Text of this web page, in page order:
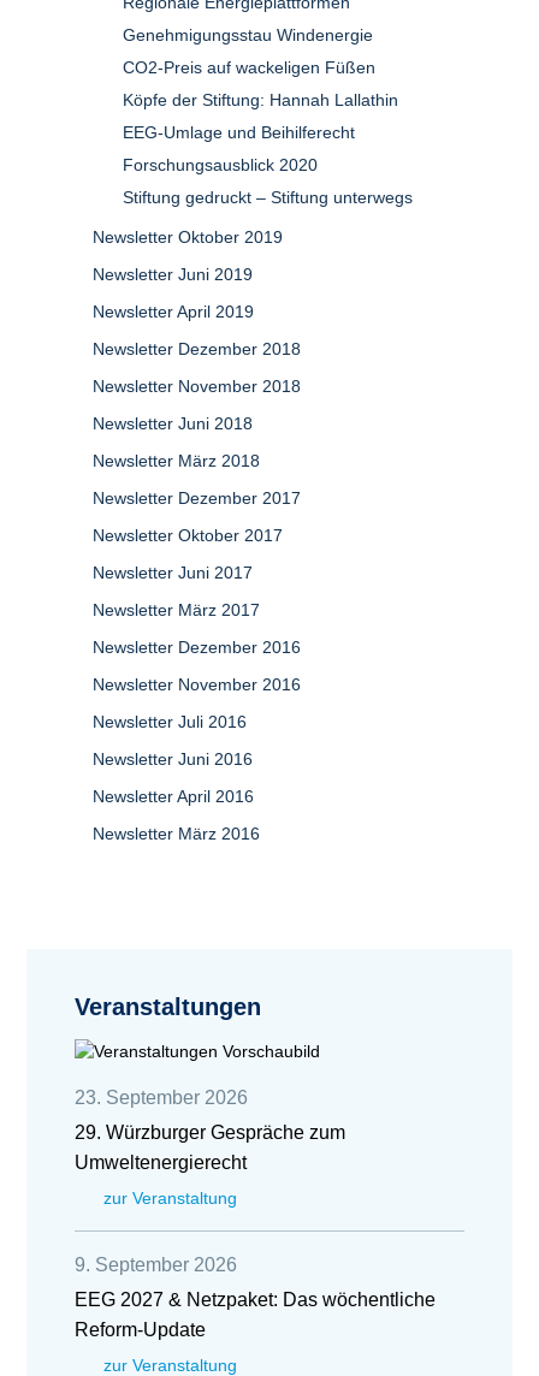
Genehmigungsstau Windenergie
CO2-Preis auf wackeligen Füßen
Köpfe der Stiftung: Hannah Lallathin
EEG-Umlage und Beihilferecht
Forschungsausblick 2020
Stiftung gedruckt – Stiftung unterwegs
Newsletter Oktober 2019
Newsletter Juni 2019
Newsletter April 2019
Newsletter Dezember 2018
Newsletter November 2018
Newsletter Juni 2018
Newsletter März 2018
Newsletter Dezember 2017
Newsletter Oktober 2017
Newsletter Juni 2017
Newsletter März 2017
Newsletter Dezember 2016
Newsletter November 2016
Newsletter Juli 2016
Newsletter Juni 2016
Newsletter April 2016
Newsletter März 2016
Veranstaltungen
23. September 2026
29. Würzburger Gespräche zum
Umweltenergierecht
zur Veranstaltung
9. September 2026
EEG 2027 & Netzpaket: Das wöchentliche
Reform-Update
zur Veranstaltung